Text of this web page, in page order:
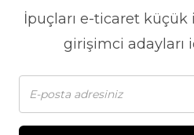
İpuçları e-ticaretküçük
girişimci adayları